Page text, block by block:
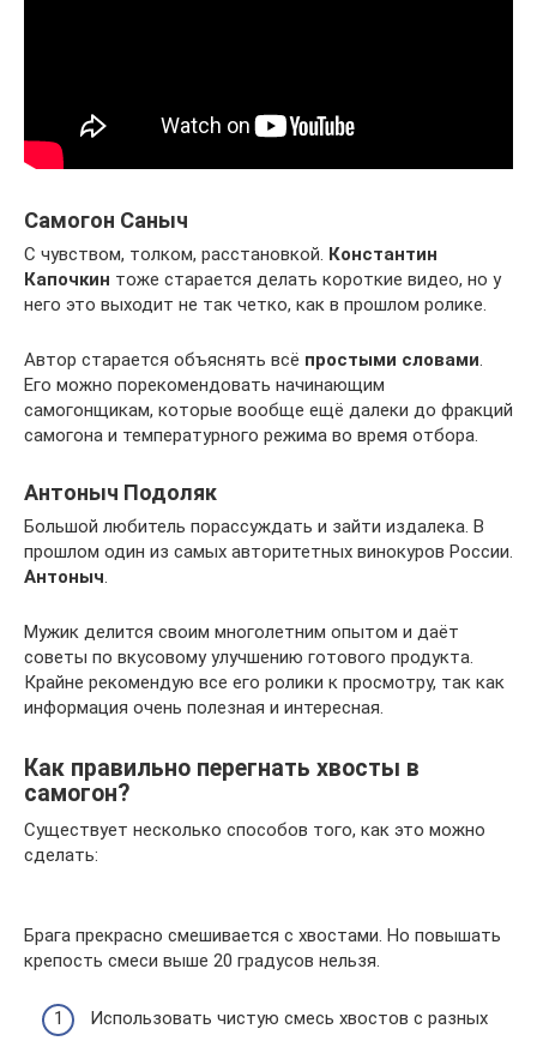
Самогон Саныч
С чувством, толком, расстановкой. Константин
Капочкин тоже старается делать короткие видео, но у
него это выходит не так четко, как в прошлом ролике.
Автор старается объяснять всё простыми словами
Его можно порекомендовать начинающим
самогонщикам, которые вообще ещё далеки до фракций
самогона и температурного режима во время отбора.
Антоныч Подоляк
Большой любитель порассуждать и зайти издалека. В
прошлом один из самых авторитетных винокуров России.
Антоныч
Мужик делится своим многолетним опытом и даёт
советы по вкусовому улучшению готового продукта.
Крайне рекомендую все его ролики к просмотру, так как
информация очень полезная и интересная.
Как правильно перегнать хвосты в
самогон?
Существует несколько способов того, как это можно
сделать:
Брага прекрасно смешивается с хвостами. Но повышать
крепость смеси выше 20 градусов нельзя.
Использовать чистую смесь хвостов с разных